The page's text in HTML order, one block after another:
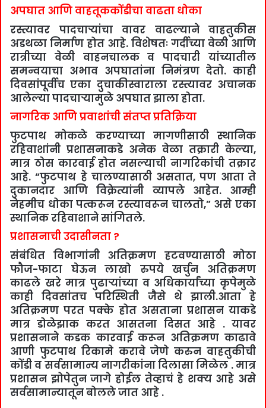
अपघात आणि वाहतूककोंडीचा वाढता धोका
रस्त्यावर पादचाऱ्यांचा वावर वाढल्याने वाहतुकीस
अडथळा निर्माण होत आहे. विशेषतः गर्दीच्या वेळी आणि
रात्रीच्या वेळी वाहनचालक व पादचारी यांच्यातील
समन्वयाचा अभाव अपघातांना निमंत्रण देतो. काही
दिवसांपूर्वीच एका दुचाकीस्वाराला रस्त्यावर अचानक
आलेल्या पादचाऱ्यामुळे अपघात झाला होता.
नागरिक आणि प्रवाशांची संतप्त प्रतिक्रिया
फुटपाथ मोकळे करण्याच्या मागणीसाठी स्थानिक
रहिवाशांनी प्रशासनाकडे अनेक वेळा तक्रारी केल्या,
मात्र ठोस कारवाई होत नसल्याची नागरिकांची तक्रार
आहे. “फुटपाथ हे चालण्यासाठी असतात, पण आता ते
दुकानदार आणि विक्रेत्यांनी व्यापले आहेत. आम्ही
नेहमीच धोका पत्करून रस्त्यावरून चालतो,” असे एका
स्थानिक रहिवाशाने सांगितले.
प्रशासनाची उदासीनता ?
संबंधित विभागांनी अतिक्रमण हटवण्यासाठी मोठा
फौज-फाटा घेऊन लाखो रुपये खर्चुन अतिक्रमण
काढले खरे मात्र पुढाऱ्यांच्या व अधिकार्यांच्या कृपेमुळे
काही दिवसांतच परिस्थिती जैसे थे झाली.आता हे
अतिक्रमण परत पक्के होत असताना प्रशासन याकडे
मात्र डोळेझाक करत आसतना दिसत आहे . यावर
प्रशासनाने कडक कारवाई करून अतिक्रमण काढावे
आणी फुटपाथ रिकामे करावे जेणे करुन वाहतुकीची
कोंडी व सर्वसामान्य नागरीकांना दिलासा मिळेल . मात्र
प्रशासन झोपेतुन जागे होईल तेव्हाचं हे शक्य आहे असे
सर्वसामान्यातून बोलले जात आहे .